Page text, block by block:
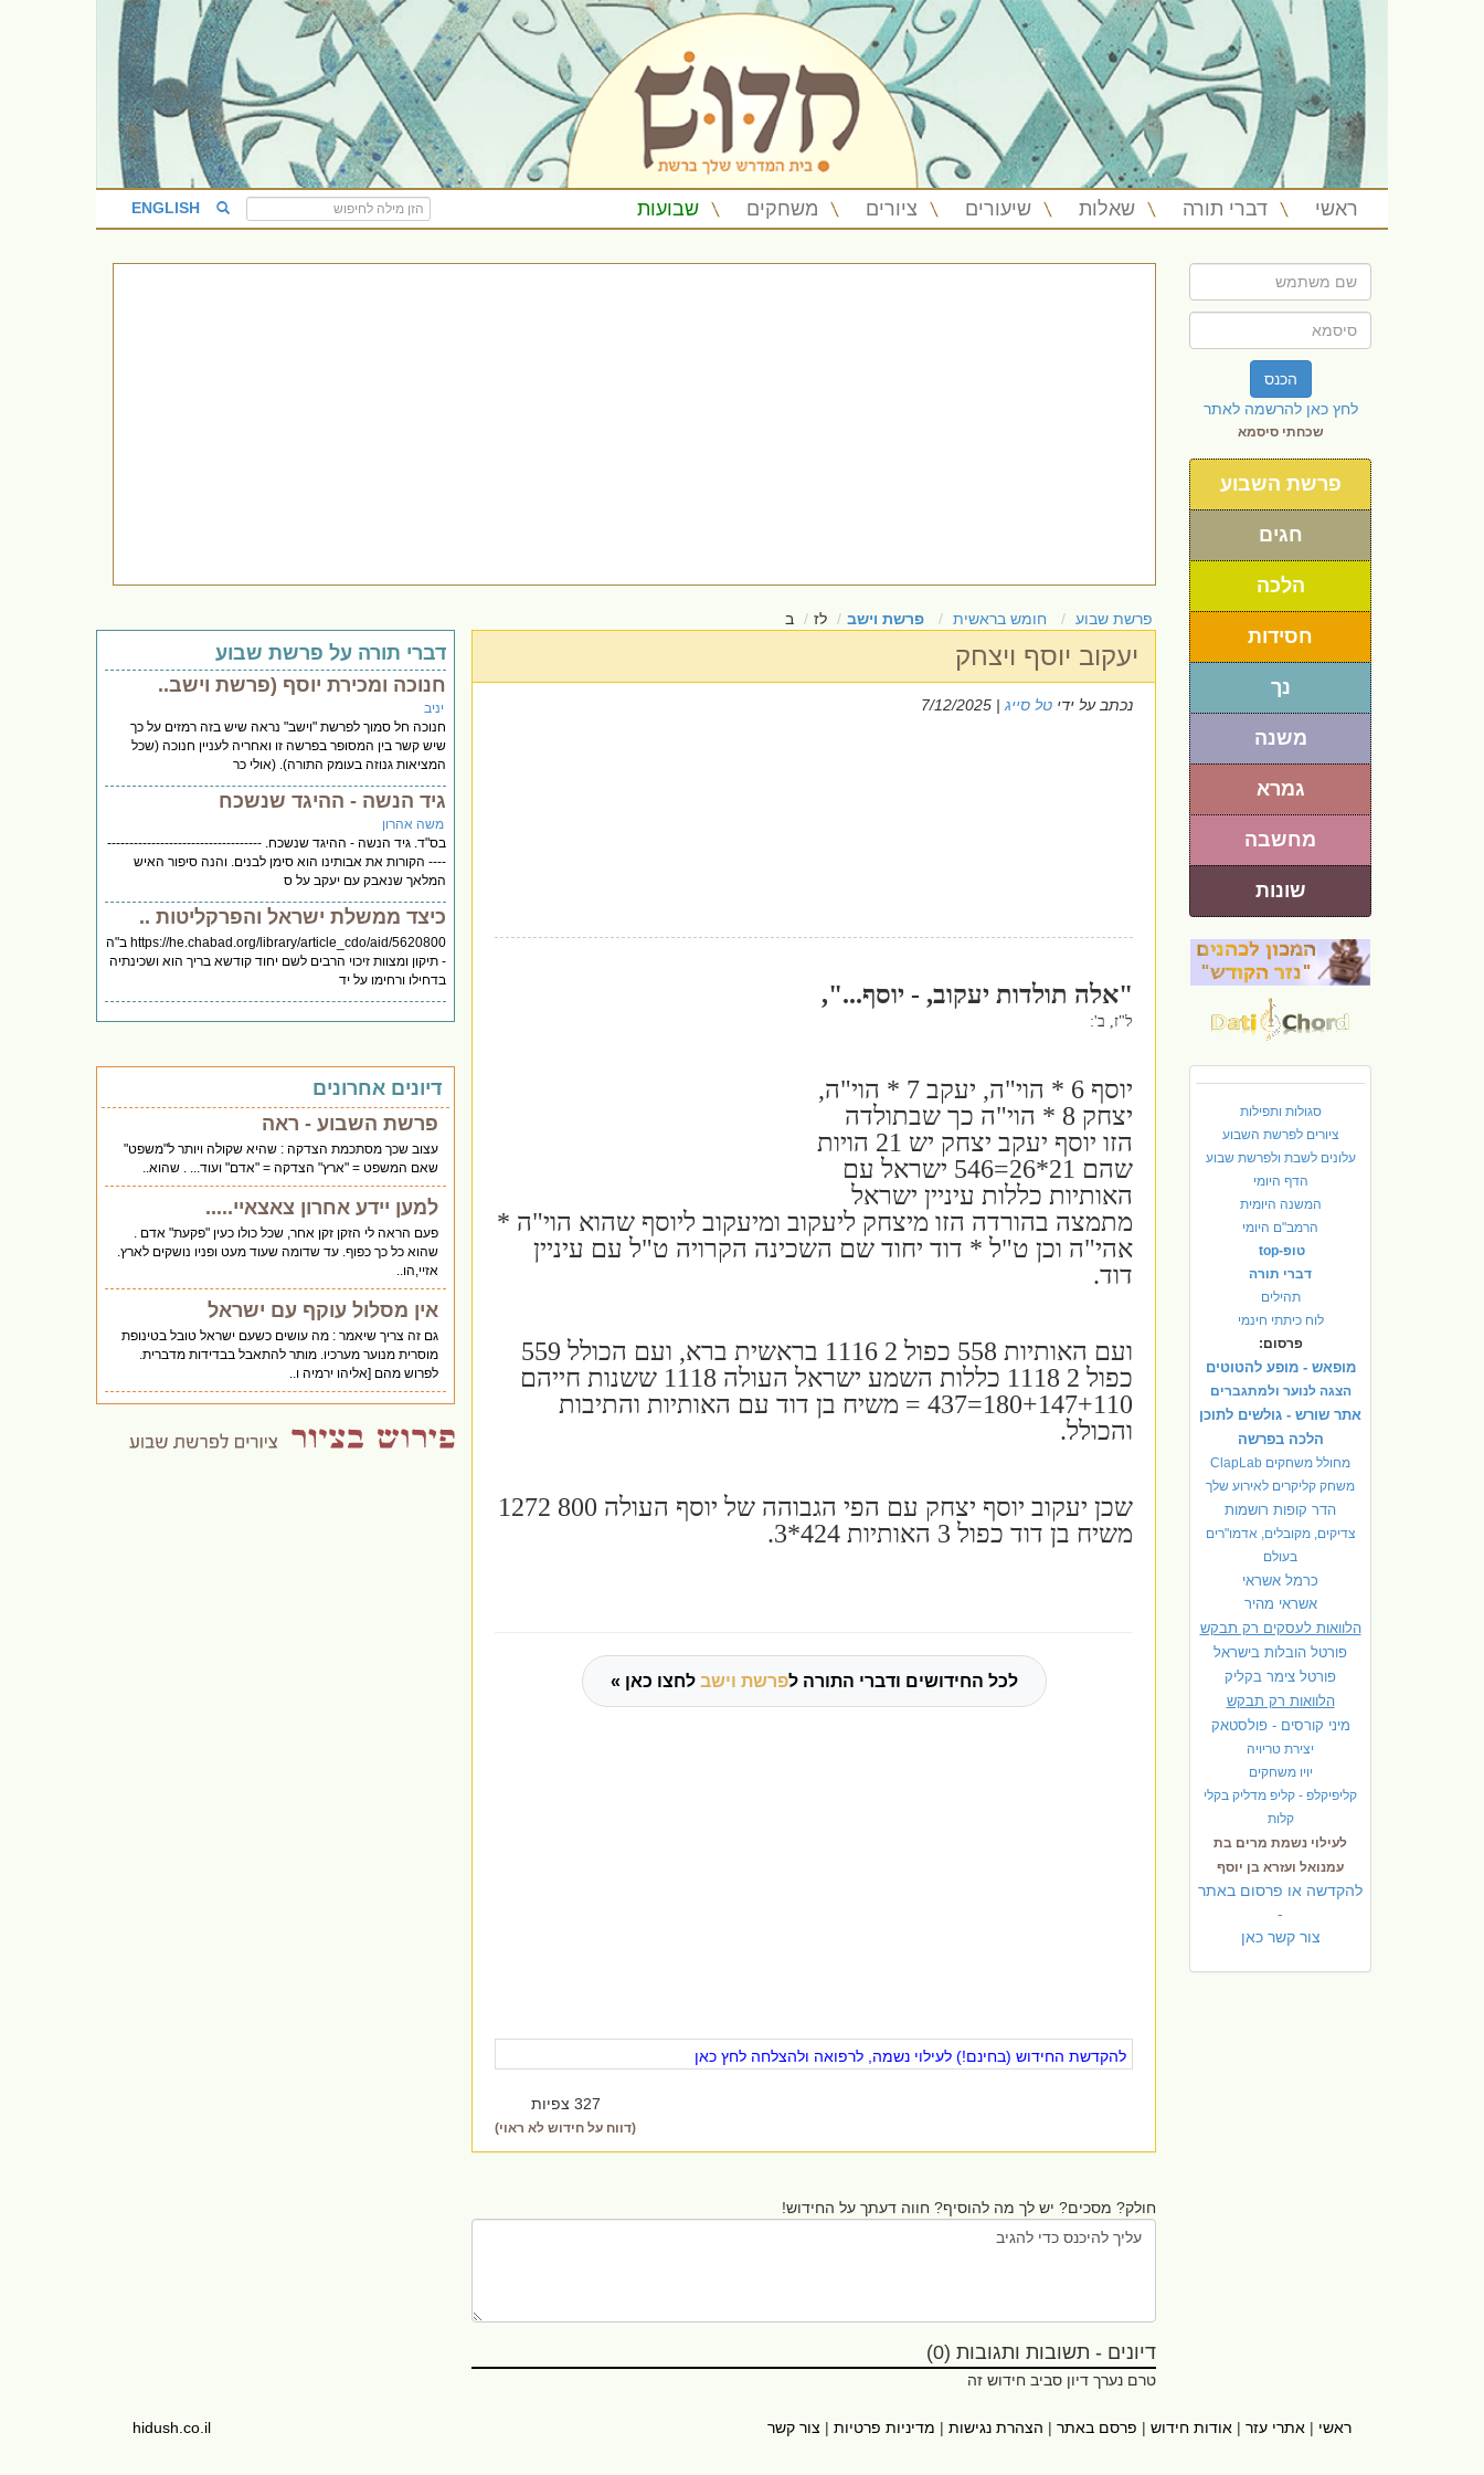
ראשי דברי תורה שאלות שיעורים ציורים משחקים שבועות ENGLISH
הכנס
לחץ כאן להרשמה לאתר
שכחתי סיסמא
פרשת השבוע
חגים
הלכה
חסידות
נך
משנה
גמרא
מחשבה
שונות
סגולות ותפילות
ציורים לפרשת השבוע
עלונים לשבת ולפרשת שבוע
הדף היומי
המשנה היומית
הרמב"ם היומי
טופ-top
דברי תורה
תהילים
לוח כיתתי חינמי
פרסום:
מופאש - מופע להטוטים
הצגה לנוער ולמתגברים
אתר שורש - גולשים לתוכן
הלכה בפרשה
מחולל משחקים ClapLab
משחק קליקרים לאירוע שלך
הדר קופות רושמות
צדיקים, מקובלים, אדמו"רים
בעולם
כרמל אשראי
אשראי מהיר
הלוואות לעסקים רק תבקש
פורטל הובלות בישראל
פורטל צימר בקליק
הלוואות רק תבקש
מיני קורסים - פולסטאק
יצירת טריויה
יויו משחקים
קליפיקלפ - קליפ מדליק בקלי
קלות
לעילוי נשמת מרים בת
עמנואל ועזרא בן יוסף
להקדשה או פרסום באתר
-
צור קשר כאן
פרשת שבוע חומש בראשית פרשת וישב לז ב
יעקוב יוסף ויצחק
נכתב על ידי טל סייג | 7/12/2025
"אלה תולדות יעקוב, - יוסף...",
ל"ז, ב':
יוסף 6 * הוי"ה, יעקב 7 * הוי"ה,
יצחק 8 * הוי"ה כך שבתולדה
הזו יוסף יעקב יצחק יש 21 הויות
שהם 21*26=546 ישראל עם
האותיות כללות עיניין ישראל
מתמצה בהורדה הזו מיצחק ליעקוב ומיעקוב ליוסף שהוא הוי"ה *
אהי"ה וכן ט"ל * דוד יחוד שם השכינה הקרויה ט"ל עם עיניין
דוד.
ועם האותיות 558 כפול 2 1116 בראשית ברא, ועם הכולל 559
כפול 2 1118 כללות השמע ישראל העולה 1118 ששנות חייהם
180+147+110=437 = משיח בן דוד עם האותיות והתיבות
והכולל.
שכן יעקוב יוסף יצחק עם הפי הגבוהה של יוסף העולה 800 1272
משיח בן דוד כפול 3 האותיות 424*3.
לכל החידושים ודברי התורה לפרשת וישב לחצו כאן »
להקדשת החידוש (בחינם!) לעילוי נשמה, לרפואה ולהצלחה לחץ כאן
327 צפיות
(דווח על חידוש לא ראוי)
חולק? מסכים? יש לך מה להוסיף? חווה דעתך על החידוש!
דיונים - תשובות ותגובות (0)
טרם נערך דיון סביב חידוש זה
דברי תורה על פרשת שבוע
חנוכה ומכירת יוסף (פרשת וישב..
יניב
חנוכה חל סמוך לפרשת "וישב" נראה שיש בזה רמזים על כך
שיש קשר בין המסופר בפרשה זו ואחריה לעניין חנוכה (שכל
המציאות גנוזה בעומק התורה). (אולי כר
גיד הנשה - ההיגד שנשכח
משה אהרון
בס"ד. גיד הנשה - ההיגד שנשכח. -----------------------------------
---- הקורות את אבותינו הוא סימן לבנים. והנה סיפור האיש
המלאך שנאבק עם יעקב על ס
כיצד ממשלת ישראל והפרקליטות ..
https://he.chabad.org/library/article_cdo/aid/5620800 ב"ה
- תיקון ומצוות זיכוי הרבים לשם יחוד קודשא בריך הוא ושכינתיה
בדחילו ורחימו על יד
דיונים אחרונים
פרשת השבוע - ראה
עצוב שכך מסתכמת הצדקה : שהיא שקולה ויותר ל"משפט"
שאם המשפט = "ארץ" הצדקה = "אדם" ועוד... . שהוא..
למען יידע אחרון צאצאיי.....
פעם הראה לי הזקן זקן אחר, שכל כולו כעין "פקעת" אדם .
שהוא כל כך כפוף. עד שדומה שעוד מעט ופניו נושקים לארץ.
אזיי,הו..
אין מסלול עוקף עם ישראל
גם זה צריך שיאמר : מה עושים כשעם ישראל טובל בטינופת
מוסרית מנוער מערכיו. מותר להתאבל בבדידות מדברית.
לפרוש מהם [אליהו ירמיה ו..
ראשי | אתרי עזר | אודות חידוש | פרסם באתר | הצהרת נגישות | מדיניות פרטיות | צור קשר hidush.co.il